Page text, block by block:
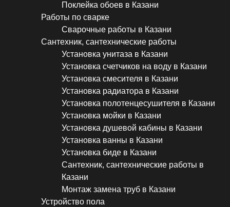
Поклейка обоев в Казани
Работы по сварке
Сварочные работы в Казани
Сантехник, сантехнические работы
Установка унитаза в Казани
Установка счетчиков на воду в Казани
Установка смесителя в Казани
Установка радиатора в Казани
Установка полотенцесушителя в Казани
Установка мойки в Казани
Установка душевой кабины в Казани
Установка ванны в Казани
Установка биде в Казани
Сантехник, сантехнические работы в
Казани
Монтаж замена труб в Казани
Устройство пола